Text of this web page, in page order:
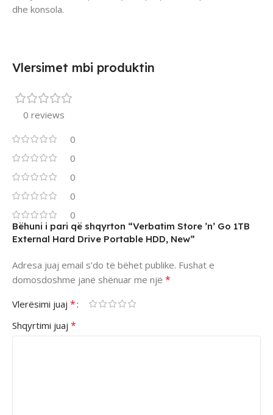
dhe konsola.
Vlersimet mbi produktin
0 reviews
0
0
0
0
0
Bëhuni i pari që shqyrton “Verbatim Store ’n’ Go 1TB
External Hard Drive Portable HDD, New”
Adresa juaj email s’do të bëhet publike. Fushat e
domosdoshme janë shënuar me një *
Vlerësimi juaj *
Shqyrtimi juaj *